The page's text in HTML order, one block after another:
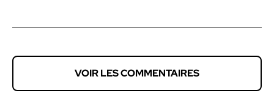
VOIR LES COMMENTAIRES